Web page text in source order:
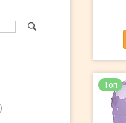
Топ